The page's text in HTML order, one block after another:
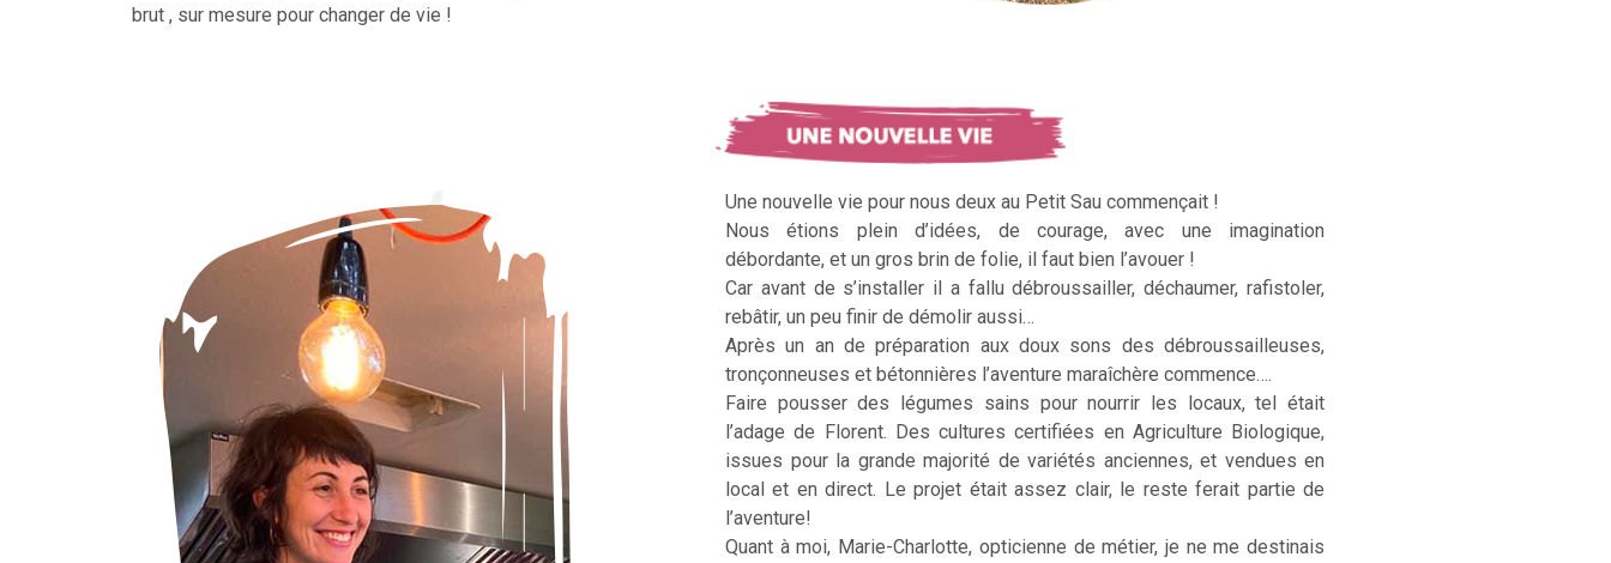
brut , sur mesure pour changer de vie !
Une nouvelle vie pour nous deux au Petit Sau commençait !
Nous étions plein d’idées, de courage, avec une imagination
débordante, et un gros brin de folie, il faut bien l’avouer !
Car avant de s’installer il a fallu débroussailler, déchaumer, rafistoler,
rebâtir, un peu finir de démolir aussi…
Après un an de préparation aux doux sons des débroussailleuses,
tronçonneuses et bétonnières l’aventure maraîchère commence….
Faire pousser des légumes sains pour nourrir les locaux, tel était
l’adage de Florent. Des cultures certifiées en Agriculture Biologique,
issues pour la grande majorité de variétés anciennes, et vendues en
local et en direct. Le projet était assez clair, le reste ferait partie de
l’aventure!
Quant à moi, Marie-Charlotte, opticienne de métier, je ne me destinais